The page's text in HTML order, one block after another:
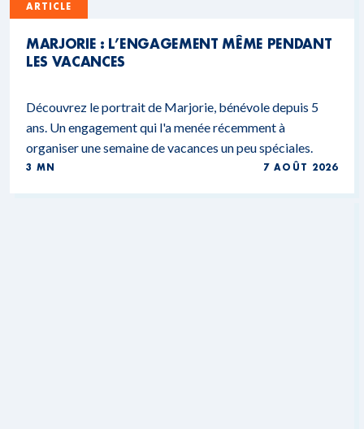
ARTICLE
MARJORIE : L’ENGAGEMENT MÊME PENDANT
LES VACANCES
Découvrez le portrait de Marjorie, bénévole depuis 5
ans. Un engagement qui l'a menée récemment à
organiser une semaine de vacances un peu spéciales.
3 MN 7 AOÛT 2026